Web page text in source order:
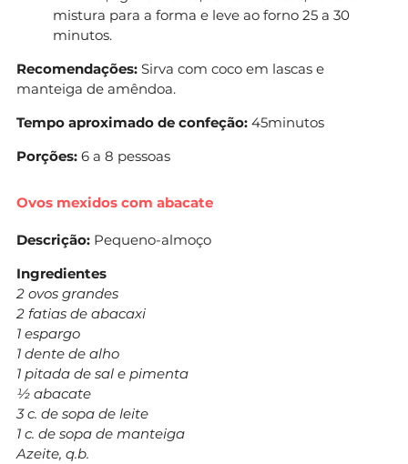
mistura para a forma e leve ao forno 25 a 30
minutos.
Recomendações: Sirva com coco em lascas e
manteiga de amêndoa.
Tempo aproximado de confeção: 45minutos
Porções: 6 a 8 pessoas
Ovos mexidos com abacate
Descrição: Pequeno-almoço
Ingredientes
2 ovos grandes
2 fatias de abacaxi
1 espargo
1 dente de alho
1 pitada de sal e pimenta
½ abacate
3 c. de sopa de leite
1 c. de sopa de manteiga
Azeite, q.b.